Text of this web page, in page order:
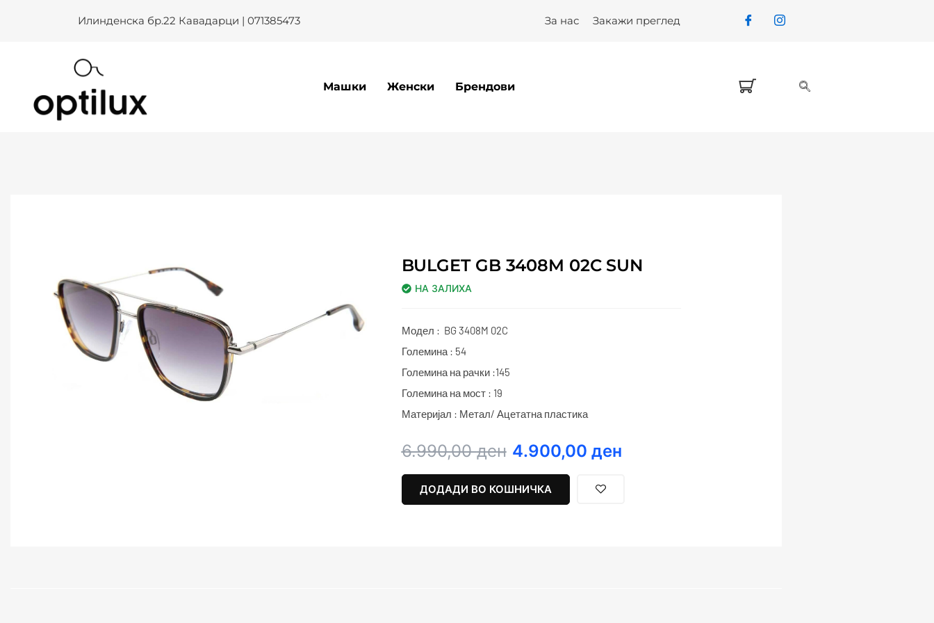
Илинденска бр.22 Кавадарци | 071385473 За нас Закажи преглед
Машки Женски Брендови
BULGET GB 3408M 02C SUN
НА ЗАЛИХА
Модел : BG 3408M 02C
Големина : 54
Големина на рачки :145
Големина на мост : 19
Материјал : Метал/ Ацетатна пластика
6.990,00ден
Original
was:
6.990,00 ден.
4.900,00 ден
Current
4.900,00 ден.
ДОДАДИ ВО КОШНИЧКА